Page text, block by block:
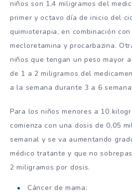
niños son 1,4 miligramos del
primer y octavo día de inicio del
quimioterapia, en combinación
mecloretamina y procarbazina.
niños que tengan un peso mayor
de 1 a 2 miligramos del
a la semana durante 3 a 6
Para los niños menores a 10
comienza con una dosis de 0,05
semanal y se va aumentando
médico tratante y que no
2 miligramos por dosis.
Cáncer de mama: